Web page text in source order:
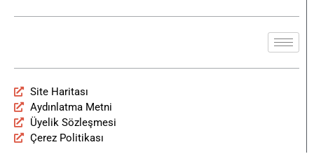
Site Haritası
Aydınlatma Metni
Üyelik Sözleşmesi
Çerez Politikası